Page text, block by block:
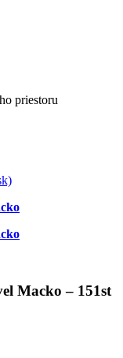
priestoru
Macko – 151st